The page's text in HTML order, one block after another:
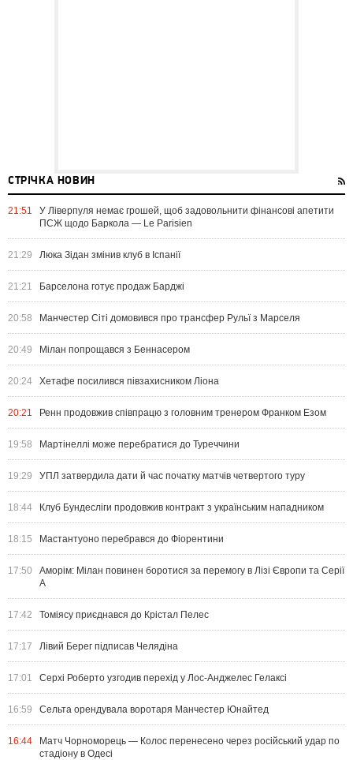
СТРІЧКА НОВИН
21:51
У Ліверпуля немає грошей, щоб задовольнити фінансові апетити
ПСЖ щодо Баркола — Le Parisien
21:29 Люка Зідан змінив клуб в Іспанії
21:21 Барселона готує продаж Барджі
20:58 Манчестер Сіті домовився про трансфер Рульї з Марселя
20:49 Мілан попрощався з Беннасером
20:24 Хетафе посилився півзахисником Ліона
20:21 Ренн продовжив співпрацю з головним тренером Франком Езом
19:58 Мартінеллі може перебратися до Туреччини
19:29 УПЛ затвердила дати й час початку матчів четвертого туру
18:44 Клуб Бундесліги продовжив контракт з українським нападником
18:15 Мастантуоно перебрався до Фіорентини
17:50
Аморім: Мілан повинен боротися за перемогу в Лізі Європи та Серії
А
17:42 Томіясу приєднався до Крістал Пелес
17:17 Лівий Берег підписав Челядіна
17:01 Серхі Роберто узгодив перехід у Лос-Анджелес Гелаксі
16:59 Сельта орендувала воротаря Манчестер Юнайтед
16:44
Матч Чорноморець — Колос перенесено через російський удар по
стадіону в Одесі